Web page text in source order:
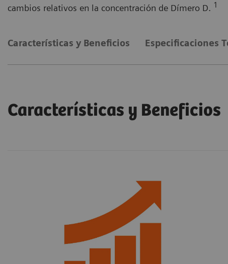
cambios relativos en la concentración de Dímero D. 1
Características y Beneficios Especificaciones
Características y Beneficios